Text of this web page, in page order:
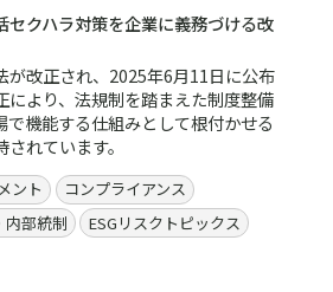
セクハラ対策を企業に義務づける改
が改正され、2025年6月11日に公布
により、法規制を踏まえた制度整備
で機能する仕組みとして根付かせる
れています。
ント
コンプライアンス
内部統制
ESGリスクトピックス